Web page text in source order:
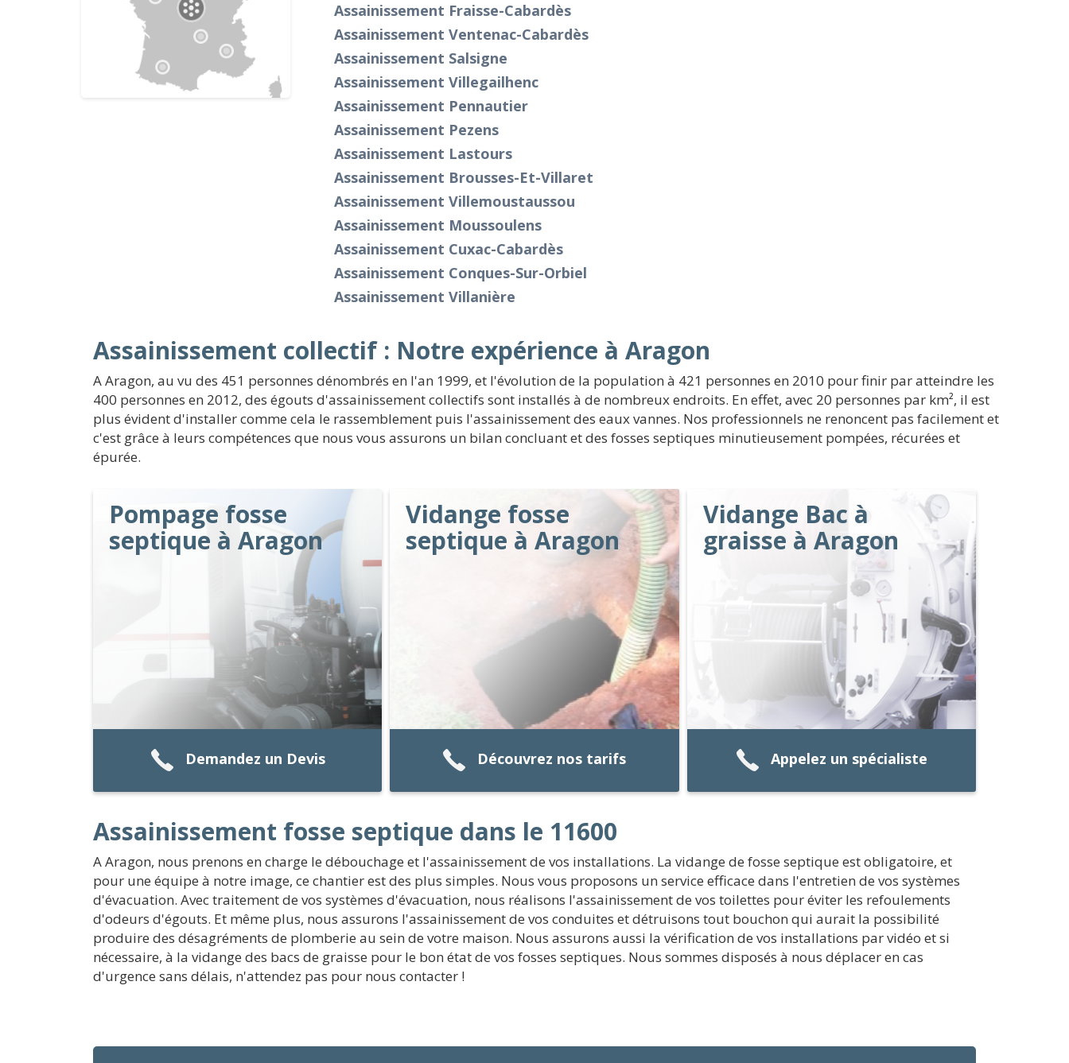
Assainissement Fraisse-Cabardès
Assainissement Ventenac-Cabardès
Assainissement Salsigne
Assainissement Villegailhenc
Assainissement Pennautier
Assainissement Pezens
Assainissement Lastours
Assainissement Brousses-Et-Villaret
Assainissement Villemoustaussou
Assainissement Moussoulens
Assainissement Cuxac-Cabardès
Assainissement Conques-Sur-Orbiel
Assainissement Villanière
Assainissement collectif : Notre expérience à Aragon
A Aragon, au vu des 451 personnes dénombrés en l'an 1999, et l'évolution de la population à 421 personnes en 2010 pour finir par atteindre les
400 personnes en 2012, des égouts d'assainissement collectifs sont installés à de nombreux endroits. En effet, avec 20 personnes par km², il est
plus évident d'installer comme cela le rassemblement puis l'assainissement des eaux vannes. Nos professionnels ne renoncent pas facilement et
c'est grâce à leurs compétences que nous vous assurons un bilan concluant et des fosses septiques minutieusement pompées, récurées et
épurée.
Pompage fosse
septique à Aragon
Demandez un Devis
Vidange fosse
septique à Aragon
Découvrez nos tarifs
Vidange Bac à
graisse à Aragon
Appelez un spécialiste
Assainissement fosse septique dans le 11600
A Aragon, nous prenons en charge le débouchage et l'assainissement de vos installations. La vidange de fosse septique est obligatoire, et
pour une équipe à notre image, ce chantier est des plus simples. Nous vous proposons un service efficace dans l'entretien de vos systèmes
d'évacuation. Avec traitement de vos systèmes d'évacuation, nous réalisons l'assainissement de vos toilettes pour éviter les refoulements
d'odeurs d'égouts. Et même plus, nous assurons l'assainissement de vos conduites et détruisons tout bouchon qui aurait la possibilité
produire des désagréments de plomberie au sein de votre maison. Nous assurons aussi la vérification de vos installations par vidéo et si
nécessaire, à la vidange des bacs de graisse pour le bon état de vos fosses septiques. Nous sommes disposés à nous déplacer en cas
d'urgence sans délais, n'attendez pas pour nous contacter !